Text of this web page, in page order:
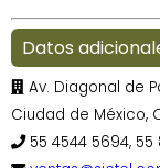
Datos
Av. Diagonal de
Ciudad de México,
55 4544 5694, 55